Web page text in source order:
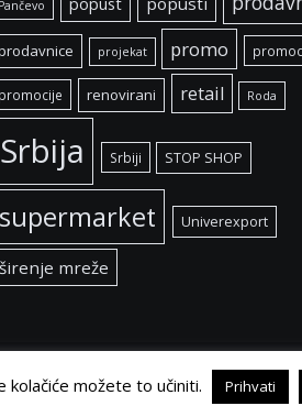
Pančevo
projekat promo
promocije renovirani retail Roda
Srbija Srbiji STOP SHOP
supermarket Univerexport
širenje mreže
kolačiće možete to učiniti. Prihvati